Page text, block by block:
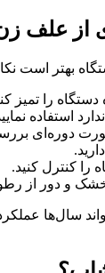
از علف
بهتر است
را تمیز
استفاده
دوره‌ای
را کنترل کنید.
و دور از
سال‌ها